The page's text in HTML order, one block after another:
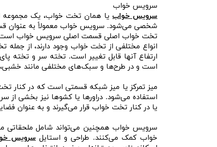
سرویس خواب
سرویس خوابیا همان تخت خواب، یک مجموعه
شخصی می‌شود. سرویس خواب معمولاً به عنوان
تخت خواب اصلی قسمت اصلی سرویس خواب
انواع مختلفی از تخت خواب وجود دارند، از
ارتفاع آنها قابل تغییر است. تخته سر و
است و در طرح‌ها و سبک‌های مختلفی مانند خشبی،
میز تمرکز یا میز شبکه قسمتی است که در کنار
استفاده می‌شود. دراورها یا کشوها نیز بخشی از
یا در کنار تخت خواب قرار می‌گیرند و به عنوان
سرویس خواب همچنین می‌تواند شامل ملحقاتی
خواب کمک می‌کنند. طراحی و استایلسرویس